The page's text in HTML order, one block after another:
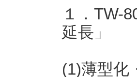
１．TW-
延長」
(1)薄型化